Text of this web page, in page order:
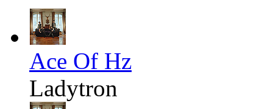
Ace Of Hz
Ladytron